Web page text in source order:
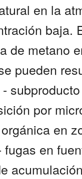
en la
baja.
de metano
pueden
por
en
fugas en